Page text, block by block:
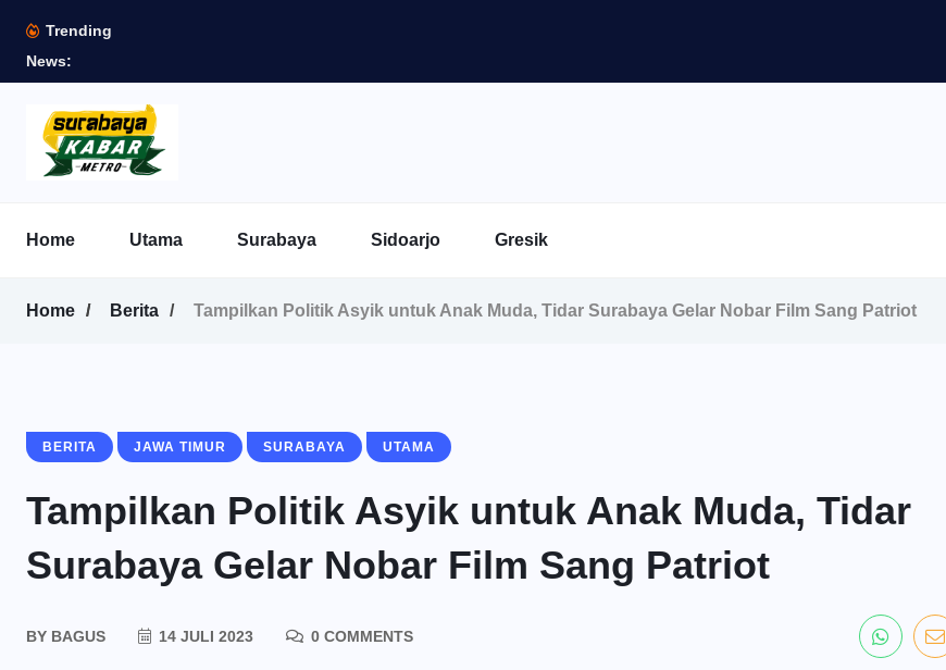
Trending
News:
Home Utama Surabaya Sidoarjo Gresik
Home Berita Tampilkan Politik Asyik untuk Anak Muda, Tidar Surabaya Gelar Nobar Film Sang Patriot
BERITA JAWA TIMUR SURABAYA UTAMA
Tampilkan Politik Asyik untuk Anak Muda, Tidar
Surabaya Gelar Nobar Film Sang Patriot
BY BAGUS 14 JULI 2023 0 COMMENTS